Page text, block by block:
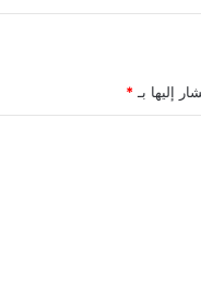
إليها بـ*